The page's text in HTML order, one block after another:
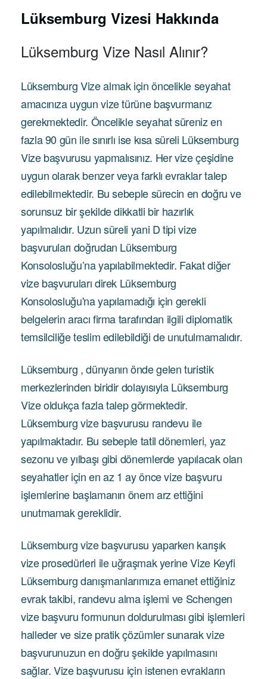
Lüksemburg Vizesi Hakkında
Lüksemburg Vize Nasıl Alınır?
Lüksemburg Vize almak için öncelikle seyahat
amacınıza uygun vize türüne başvurmanız
gerekmektedir. Öncelikle seyahat süreniz en
fazla 90 gün ile sınırlı ise kısa süreli Lüksemburg
Vize başvurusu yapmalısınız. Her vize çeşidine
uygun olarak benzer veya farklı evraklar talep
edilebilmektedir. Bu sebeple sürecin en doğru ve
sorunsuz bir şekilde dikkatli bir hazırlık
yapılmalıdır. Uzun süreli yani D tipi vize
başvuruları doğrudan Lüksemburg
Konsolosluğu’na yapılabilmektedir. Fakat diğer
vize başvuruları direk Lüksemburg
Konsolosluğu'na yapılamadığı için gerekli
belgelerin aracı firma tarafından ilgili diplomatik
temsilciliğe teslim edilebildiği de unutulmamalıdır.
Lüksemburg , dünyanın önde gelen turistik
merkezlerinden biridir dolayısıyla Lüksemburg
Vize oldukça fazla talep görmektedir.
Lüksemburg vize başvurusu randevu ile
yapılmaktadır. Bu sebeple tatil dönemleri, yaz
sezonu ve yılbaşı gibi dönemlerde yapılacak olan
seyahatler için en az 1 ay önce vize başvuru
işlemlerine başlamanın önem arz ettiğini
unutmamak gereklidir.
Lüksemburg vize başvurusu yaparken karışık
vize prosedürleri ile uğraşmak yerine Vize Keyfi
Lüksemburg danışmanlarımıza emanet ettiğiniz
evrak takibi, randevu alma işlemi ve Schengen
vize başvuru formunun doldurulması gibi işlemleri
halleder ve size pratik çözümler sunarak vize
başvurunuzun en doğru şekilde yapılmasını
sağlar. Vize başvurusu için istenen evrakların